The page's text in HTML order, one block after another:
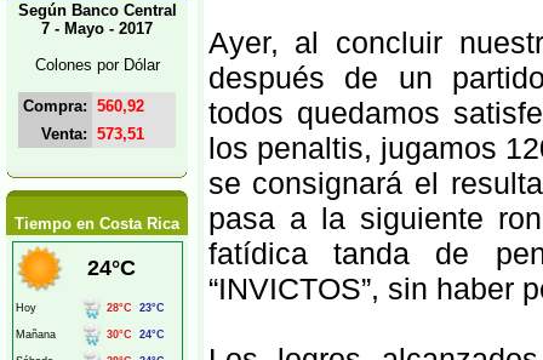
Según Banco Central
7 - Mayo - 2017
Colones por Dólar
Compra: 560,92
Venta: 573,51
Tiempo en Costa Rica
Ayer, al concluir
después de un
todos quedamos
los penaltis, jugamos
se consignará el
pasa a la siguiente
fatídica tanda de
“INVICTOS”, sin haber